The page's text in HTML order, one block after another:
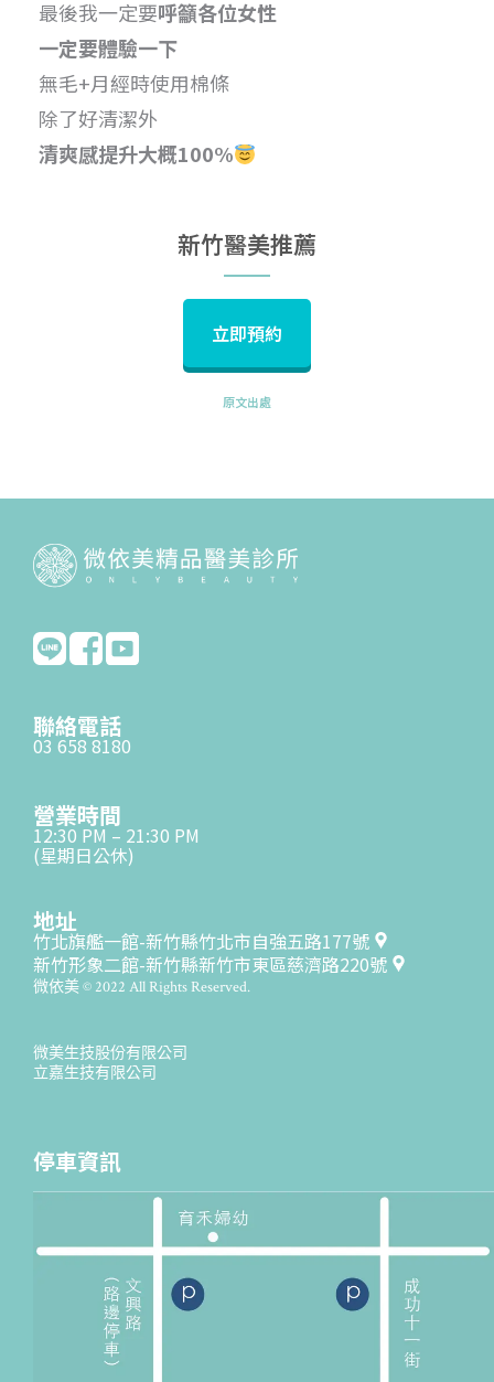
最後我一定要呼籲各位女性
一定要體驗一下
無毛+月經時使用棉條
除了好清潔外
清爽感提升大概100%
新竹醫美推薦
立即預約
原文出處
聯絡電話
03 658 8180
營業時間
12:30 PM – 21:30 PM
(星期日公休)
地址
竹北旗艦一館-新竹縣竹北市自強五路177號
新竹形象二館-新竹縣新竹市東區慈濟路220號
微依美 © 2022 All Rights Reserved.
微美生技股份有限公司
立嘉生技有限公司
停車資訊